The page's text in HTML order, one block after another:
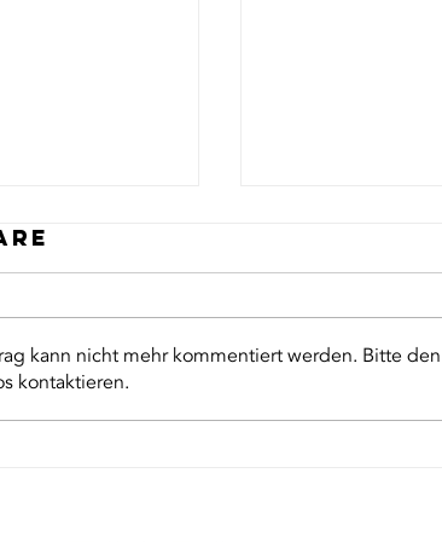
ESCRA
kann nicht mehr kommentiert werden. Bitte
kontaktieren.